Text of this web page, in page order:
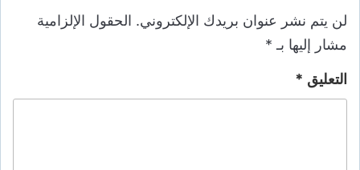
لن يتم نشر عنوان بريدك الإلكتروني. الحقول الإلزامية
مشار إليها بـ *
التعليق *